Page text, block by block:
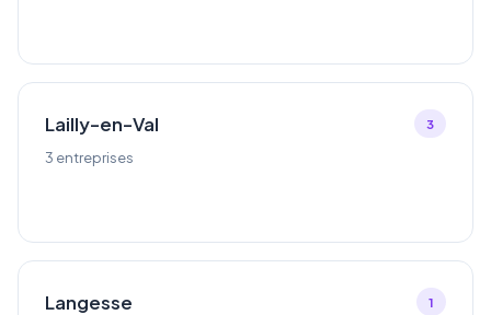
Lailly-en-Val
3 entreprises
3
Langesse 1